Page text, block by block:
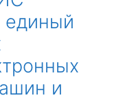
единый
и